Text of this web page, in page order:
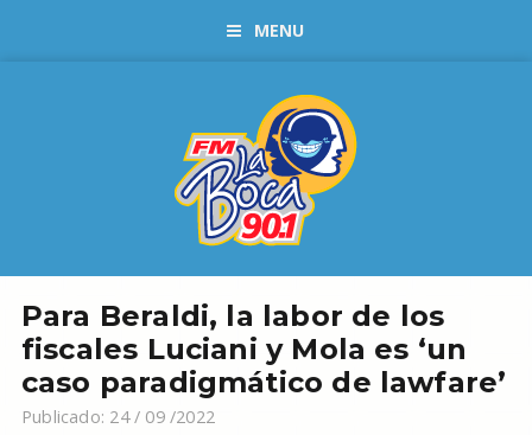
MENU
Para Beraldi, la labor de los
fiscales Luciani y Mola es ‘un
caso paradigmático de lawfare’
Publicado: 24 / 09 /2022